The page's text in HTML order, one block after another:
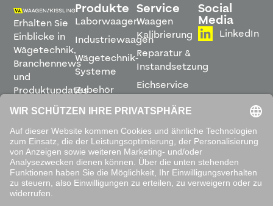
Erhalten Sie
Einblicke in
Wägetechnik,
Branchennews
und
Produktupdates
direkt in
Ihren
Posteingang.
ABONNIEREN
Produkte
Laborwaagen
Industriewaagen
Wägetechnik-
Systeme
Zubehör
Software
Service
Waagen
Kalibrierung
Reparatur &
Instandsetzung
Eichservice
Montage &
Inbetriebnahme
Leihwaagen
&
Mietservice
Social
Media
LinkedIn